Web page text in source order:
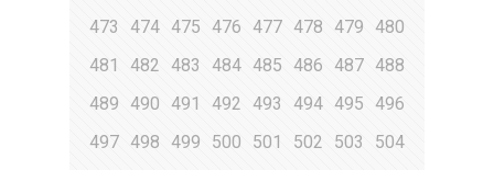
473
474 475 476 477 478 479
480
481
482 483 484 485 486 487 488
489
490 491 492 493 494 495
496
497 498 499 500 501 502 503
504